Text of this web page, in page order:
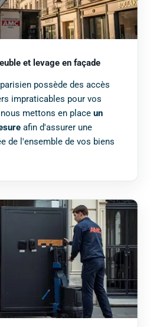
et levage en façade
possède des accès
impraticables pour vos
mettons en place un
afin d'assurer une
de l'ensemble de vos biens